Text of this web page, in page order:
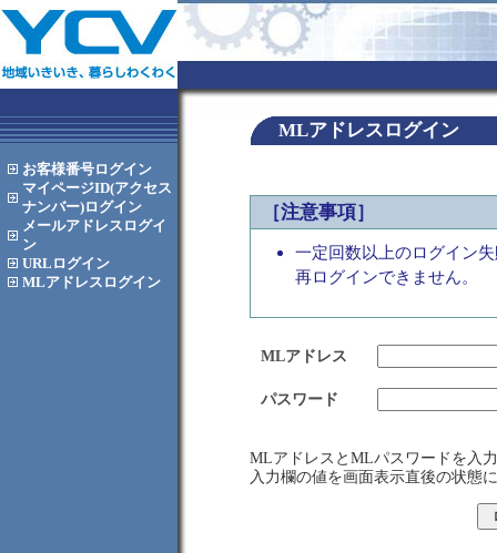
お客様番号ログイン
マイページID(アクセス
ナンバー)ログイン
メールアドレス ログイ
ン
URL ログイン
MLアドレス ログイン
MLアドレスログイン
［注意事項］
一定回数以上のログイン
再ログインできません。
MLアドレス
パスワード
MLアドレスとMLパスワードを入
入力欄の値を画面表示直後の状態